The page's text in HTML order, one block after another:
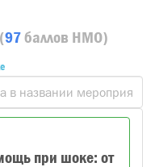
n
(97баллов НМО)
при шоке: от